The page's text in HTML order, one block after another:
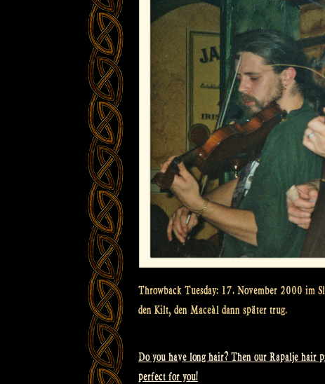
Throwback Tuesday: 17. November 2000 im
den Kilt, den Maceàl dann später trug.
Beitragsnavigation
Do you have long hair? Then our Rapalje hair
perfect for you!